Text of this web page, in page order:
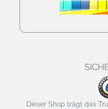
Dieser Shop trägt das